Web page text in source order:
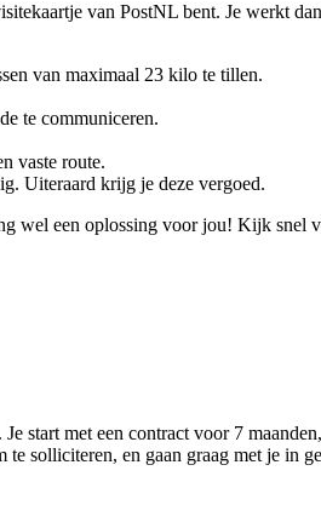
van PostNL bent. Je werkt
van maximaal 23 kilo te tillen.
te communiceren.
vaste route.
Uiteraard krijg je deze vergoed.
wel een oplossing voor jou! Kijk snel
start met een contract voor 7
solliciteren, en gaan graag met je in